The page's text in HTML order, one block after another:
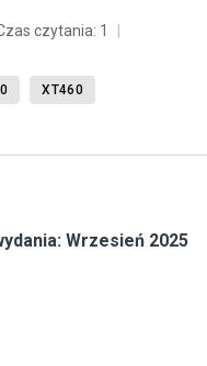
czytania: 1
XT460
Wrzesień 2025